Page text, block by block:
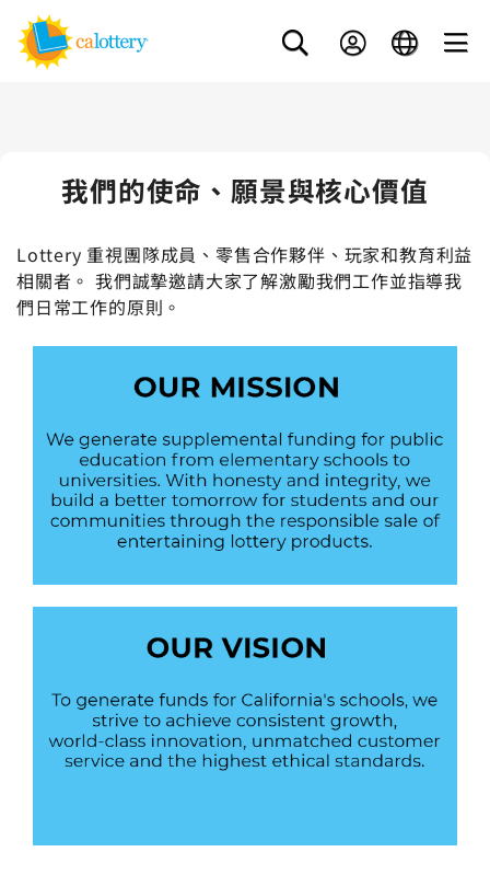
我們的使命、願景與核心價值
Lottery 重視團隊成員、零售合作夥伴、玩家和教育利益
相關者。 我們誠摯邀請大家了解激勵我們工作並指導我
們日常工作的原則。